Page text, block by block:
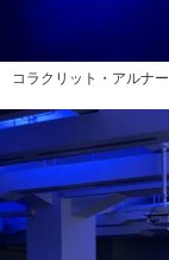
コラクリット・アルナ